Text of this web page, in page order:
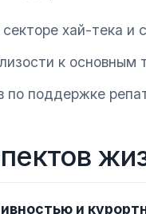
хай-тека
к основным
по поддержке
и